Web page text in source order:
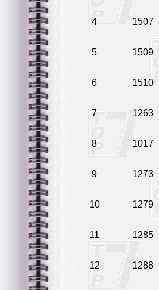
4 1507
5 1509
6 1510
7 1263
8 1017
9 1273
10 1279
11 1285
12 1288